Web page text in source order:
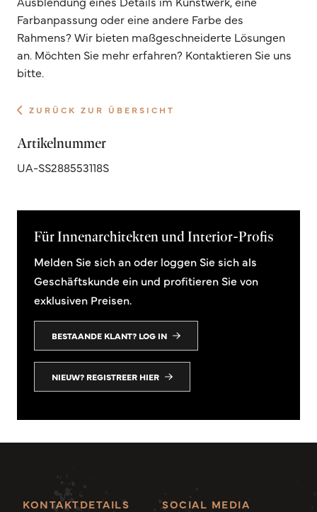
Farbanpassung oder eine andere Farbe des
Rahmens? Wir bieten maßgeschneiderte Lösungen
an. Möchten Sie mehr erfahren? Kontaktieren Sie uns
bitte.
ZURÜCK ZUR ÜBERSICHT
Artikelnummer
UA-SS288553118S
Für Innenarchitekten und Interior-Profis
Melden Sie sich an oder loggen Sie sich als
Geschäftskunde ein und profitieren Sie von
exklusiven Preisen.
BESTAANDE KLANT? LOG IN
NIEUW? REGISTREER HIER
KONTAKTDETAILS
SOCIAL MEDIA